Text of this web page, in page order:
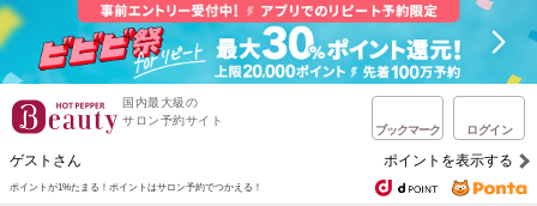
国内最大級の
サロン予約サイト
ブックマーク ログイン
ゲストさん ポイントを表示する
ポイントが1%たまる！ ポイントはサロン予約でつかえる！